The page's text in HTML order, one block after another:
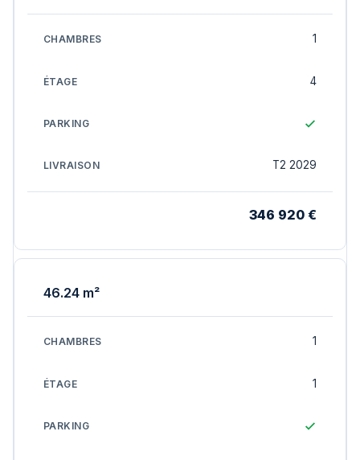
1
4
T2 2029
346 920 €
46.24 m²
1
1